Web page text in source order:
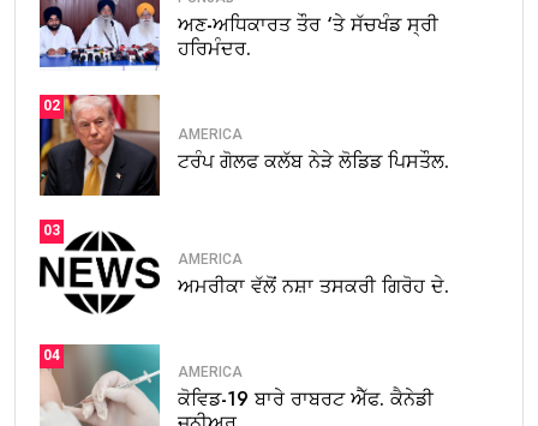
ਅਣ-ਅਧਿਕਾਰਤ ਤੌਰ ‘ਤੇ ਸੱਚਖੰਡ ਸ੍ਰੀ
ਹਰਿਮੰਦਰ.
02
AMERICA
ਟਰੰਪ ਗੋਲਫ ਕਲੱਬ ਨੇੜੇ ਲੋਡਿਡ ਪਿਸਤੌਲ.
03
AMERICA
ਅਮਰੀਕਾ ਵੱਲੋਂ ਨਸ਼ਾ ਤਸਕਰੀ ਗਿਰੋਹ ਦੇ.
04
AMERICA
ਕੋਵਿਡ-19 ਬਾਰੇ ਰਾਬਰਟ ਐੱਫ. ਕੈਨੇਡੀ